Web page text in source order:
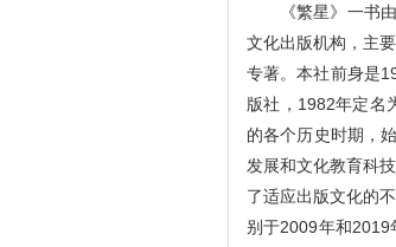
《繁星》一书
文化出版机构，主
专著。本社前身是
版社，1982年定名
的各个历史时期，
发展和文化教育科
了适应出版文化的
别于2009年和